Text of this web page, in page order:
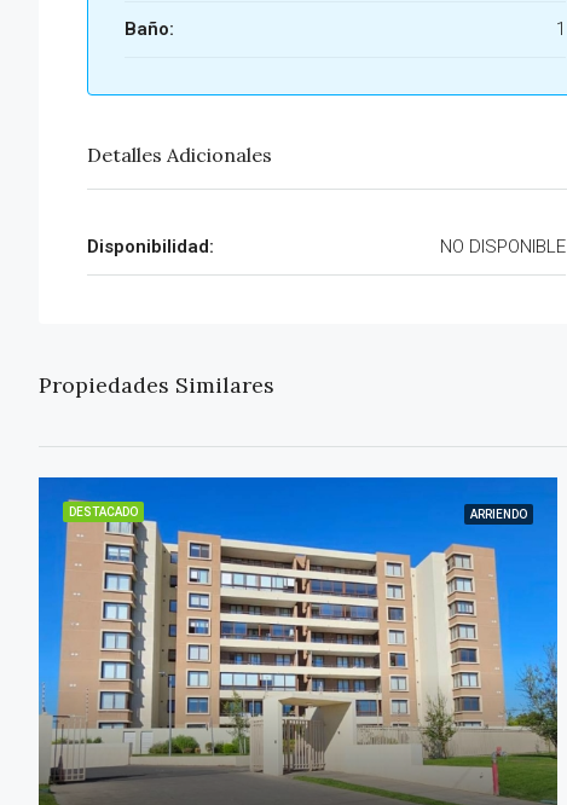
Baño: 1
Detalles Adicionales
Disponibilidad: NO DISPONIBLE
Propiedades Similares
DESTACADO ARRIENDO